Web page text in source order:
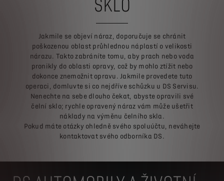
SKLO
Jakmile se objeví náraz, doporučuje se chránit
poškozenou oblast průhlednou náplastí o velikosti
nárazu. Takto zabráníte tomu, aby prach nebo voda
pronikly do oblasti opravy, což by mohlo ztížit nebo
dokonce znemožnit opravu. Jakmile provedete tuto
operaci, domluvte si co nejdříve schůzku u DS Servisu.
Nenechte na sebe dlouho čekat, abyste opravili své
čelní sklo; rychle opravený náraz vám může ušetřit
náklady na výměnu čelního skla.
Pokud máte otázky ohledně svého spoluúčtu, neváhejte
kontaktovat svého odborníka DS.